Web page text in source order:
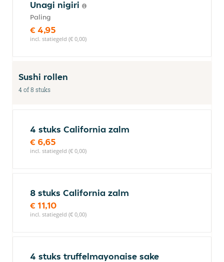
Unagi nigiri
Paling
€ 4,95
incl. statiegeld (€ 0,00)
Sushi rollen
4 of 8 stuks
4 stuks California zalm
€ 6,65
incl. statiegeld (€ 0,00)
8 stuks California zalm
€ 11,10
incl. statiegeld (€ 0,00)
4 stuks truffelmayonaise sake